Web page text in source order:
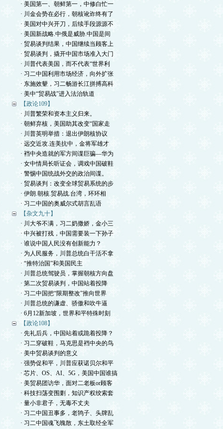
· 美国第一、朝鲜第一，中修白忙一
· 川金会势在必行，朝核讹诈终有了
· 美国对中兴开刀，后续手段源源不
· 美国新战略.中俄是威胁.中国是间
· 贸易谈判结果，中国继续当顾客上
· 贸易谈判，撬开中国市场准入大门
· 川普代表美国，而不代表“世界利
· 习二中国利用市场经济，向外扩张
· 东施效颦，习二畅游长江拼搏高科
· 美中“贸易战”进入法治轨道
【政论109】
· 川普繁荣和资本主义归来。
· 朝鲜弃核，美国助其改变“国家走
· 川普英明举措：退出伊朗核协议
· 远交近攻.连美抗中，金将军雄才
· 裆中央造就的军方间谍巨骗—华为
· 女中情局长听证会，调戏中国破鞋
· 警惕中国统战外交的政治间谍。
· 贸易谈判：改变全球贸易系统的步
· 伊朗.朝核.贸易战.台湾，环环相
· 习二中国的奥威尔式胡言乱语
【杂文九十】
· 川大爷不满，习二奶撒娇，金小三
· 中兴被打残，中国需要装一下孙子
· 谁说中国人民没有创新能力？
· 为人民服务，川普总统白干活不拿
· “推特治国”和美国民主
· 川普总统驾驶员，掌握朝核方向盘
· 第二次贸易谈判，中国站着投降
· 习二中国把“限期整改”推向世界
· 川普总统的谦虚、骄傲和吹牛逼
· 6月12新加坡，世界和平特殊时刻
【政论108】
· 先礼后兵，中国站着或跪着投降？
· 习二穿破鞋，马克思是裆中央的鸟
· 美中贸易谈判的意义
· 强势促和平，川普应获诺贝尔和平
· 芯片、OS、AI、5G，美国中国谁搞
· 美贸易团访华，面对二老板or顾客
· 科技扫荡变围剿，知识产权绞索套
· 量小非君子，无毒不丈夫
· 习二中国丑事多，老鸨子、头牌乱
· 习二中国魂飞魄散，东土取经全军